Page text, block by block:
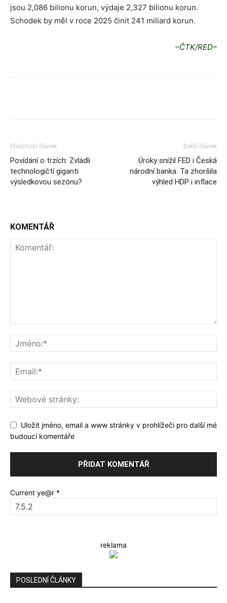
jsou 2,086 bilionu korun, výdaje 2,327 bilionu korun.
Schodek by měl v roce 2025 činit 241 miliard korun.
–ČTK/RED–
Předchozí článek
Povídání o trzích: Zvládli
technologičtí giganti
výsledkovou sezónu?
Další článek
Úroky snížil FED i Česká
národní banka. Ta zhoršila
výhled HDP i inflace
KOMENTÁŘ
Uložit jméno, email a www stránky v prohlížeči pro další mé
budoucí komentáře
Current ye@r *
reklama
POSLEDNÍ ČLÁNKY